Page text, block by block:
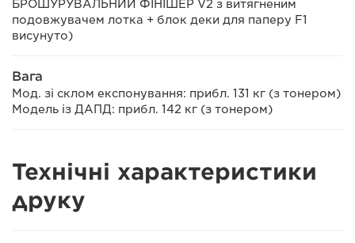
БРОШУРУВАЛЬНИЙ ФІНІШЕР V2 з витягненим
подовжувачем лотка + блок деки для паперу F1
висунуто)
Вага
Мод. зі склом експонування: прибл. 131 кг (з тонером)
Модель із ДАПД: прибл. 142 кг (з тонером)
Технічні характеристики
друку